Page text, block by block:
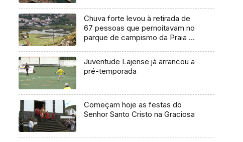
Chuva forte levou à retirada de
67 pessoas que pernoitavam no
parque de campismo da Praia da
Juventude Lajense já arrancou a
pré-temporada
Começam hoje as festas do
Senhor Santo Cristo na Graciosa